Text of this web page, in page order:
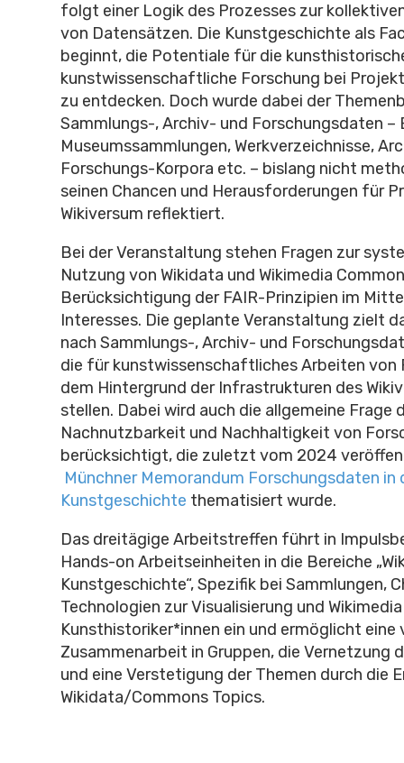
folgt einer Logik des Prozesses zur
von Datensätzen. Die Kunstgeschichte als
beginnt, die Potentiale für die
kunstwissenschaftliche Forschung bei
zu entdecken. Doch wurde dabei der
Sammlungs-, Archiv- und Forschungsdaten –
Museumssammlungen, Werkverzeichnisse,
Forschungs-Korpora etc. – bislang nicht
seinen Chancen und Herausforderungen für
Wikiversum reflektiert.
Bei der Veranstaltung stehen Fragen zur
Nutzung von Wikidata und Wikimedia
Berücksichtigung der FAIR-Prinzipien im
Interesses. Die geplante Veranstaltung zielt
nach Sammlungs-, Archiv- und
die für kunstwissenschaftliches Arbeiten von
dem Hintergrund der Infrastrukturen des
stellen. Dabei wird auch die allgemeine Frage
Nachnutzbarkeit und Nachhaltigkeit von
berücksichtigt, die zuletzt vom 2024
Münchner Memorandum Forschungsdaten in
Kunstgeschichte thematisiert wurde.
Das dreitägige Arbeitstreffen führt in
Hands-on Arbeitseinheiten in die Bereiche
Kunstgeschichte“, Spezifik bei Sammlungen,
Technologien zur Visualisierung und
Kunsthistoriker*innen ein und ermöglicht
Zusammenarbeit in Gruppen, die Vernetzung
und eine Verstetigung der Themen durch die
Wikidata/Commons Topics.